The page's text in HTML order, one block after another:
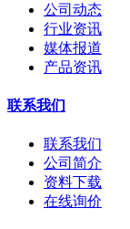
公司动态
行业资讯
媒体报道
产品资讯
联系我们
联系我们
公司简介
资料下载
在线询价